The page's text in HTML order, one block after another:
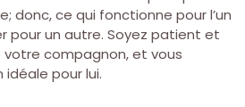
donc, ce qui fonctionne pour l’un
pour un autre. Soyez patient et
compagnon, et vous
idéale pour lui.